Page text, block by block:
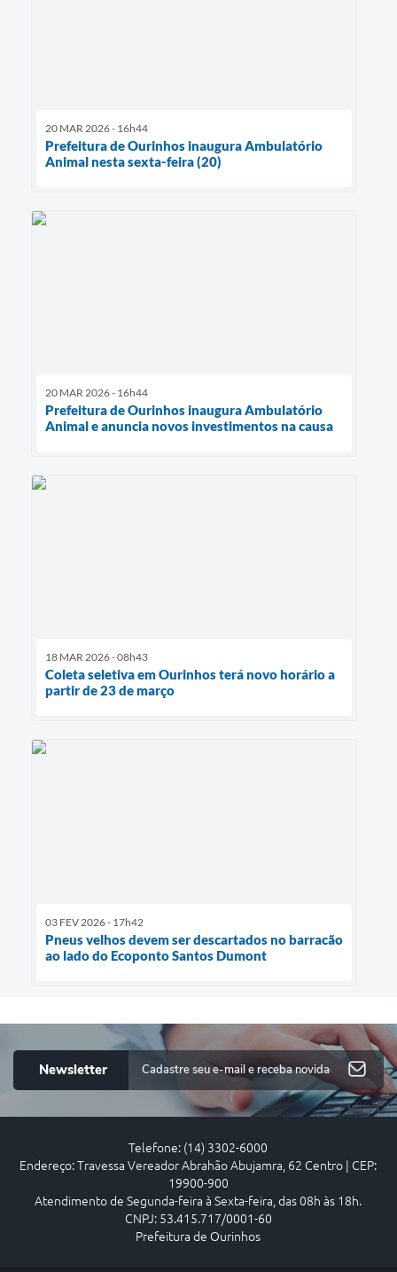
20 MAR 2026 - 16h44
Prefeitura de Ourinhos inaugura Ambulatório
Animal nesta sexta-feira (20)
20 MAR 2026 - 16h44
Prefeitura de Ourinhos inaugura Ambulatório
Animal e anuncia novos investimentos na causa
18 MAR 2026 - 08h43
Coleta seletiva em Ourinhos terá novo horário a
partir de 23 de março
03 FEV 2026 - 17h42
Pneus velhos devem ser descartados no barracão
ao lado do Ecoponto Santos Dumont
Newsletter
Telefone: (14) 3302-6000
Endereço: Travessa Vereador Abrahão Abujamra, 62 Centro | CEP:
19900-900
Atendimento de Segunda-feira à Sexta-feira, das 08h às 18h.
CNPJ: 53.415.717/0001-60
Prefeitura de Ourinhos